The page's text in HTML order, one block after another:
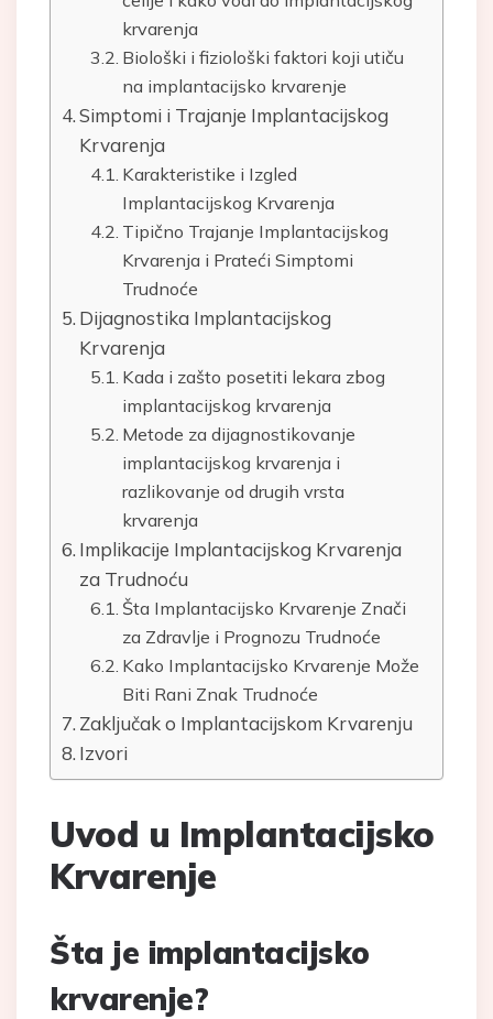
krvarenja
Biološki i fiziološki faktori koji utiču
na implantacijsko krvarenje
Simptomi i Trajanje Implantacijskog
Krvarenja
Karakteristike i Izgled
Implantacijskog Krvarenja
Tipično Trajanje Implantacijskog
Krvarenja i Prateći Simptomi
Trudnoće
Dijagnostika Implantacijskog
Krvarenja
Kada i zašto posetiti lekara zbog
implantacijskog krvarenja
Metode za dijagnostikovanje
implantacijskog krvarenja i
razlikovanje od drugih vrsta
krvarenja
Implikacije Implantacijskog Krvarenja
za Trudnoću
Šta Implantacijsko Krvarenje Znači
za Zdravlje i Prognozu Trudnoće
Kako Implantacijsko Krvarenje Može
Biti Rani Znak Trudnoće
Zaključak o Implantacijskom Krvarenju
Izvori
Uvod u Implantacijsko
Krvarenje
Šta je implantacijsko
krvarenje?